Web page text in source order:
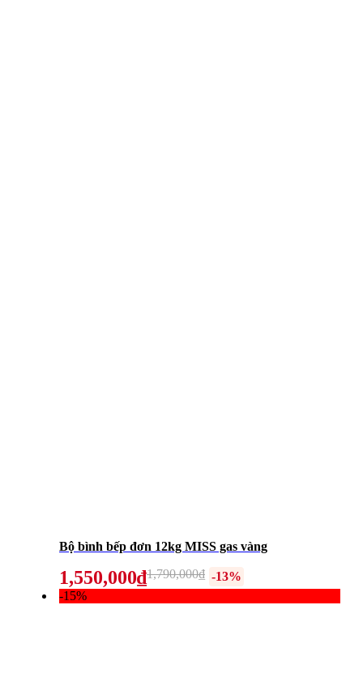
Bộ bình bếp đơn 12kg MISS gas vàng
1,550,000₫1,790,000₫ -13%
-15%